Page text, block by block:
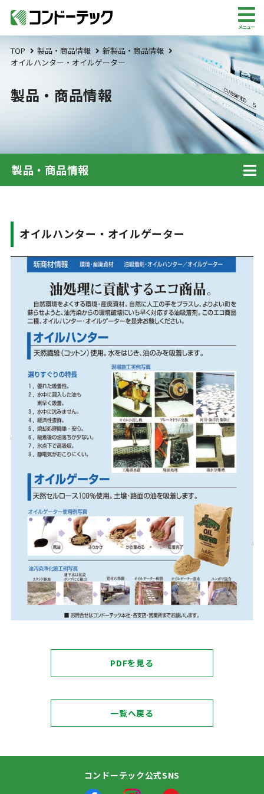
メニュー
TOP 製品・商品情報
新製品・商品情報
オイルハンター・オイルゲーター
製品・商品情報
製品・商品情報
オイルハンター・オイルゲーター
PDFを見る
一覧へ戻る
コンドーテック公式SNS